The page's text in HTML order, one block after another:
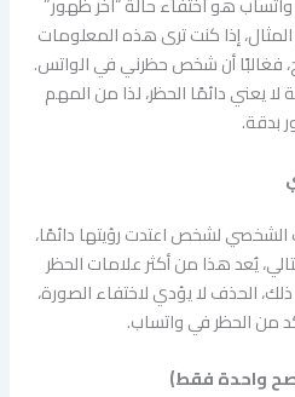
إذا كنت ترى هذه المعلومات
فغالبًا أن شخص حظرني في الواتس.
يعني دائمًا الحظر، لذا من المهم
بدقة.
لشخص اعتدت رؤيتها دائمًا،
يُعد هذا من أكثر علامات الحظر
الحذف لا يؤدي لاختفاء الصورة،
من الحظر في واتساب.
صح واحدة فقط)